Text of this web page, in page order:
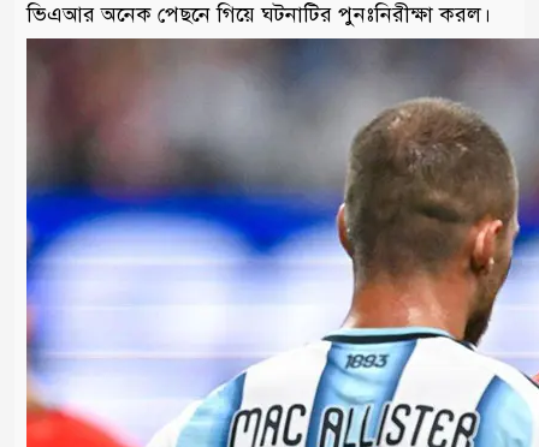
ভিএআর অনেক পেছনে গিয়ে ঘটনাটির পুনঃনিরীক্ষা করল।